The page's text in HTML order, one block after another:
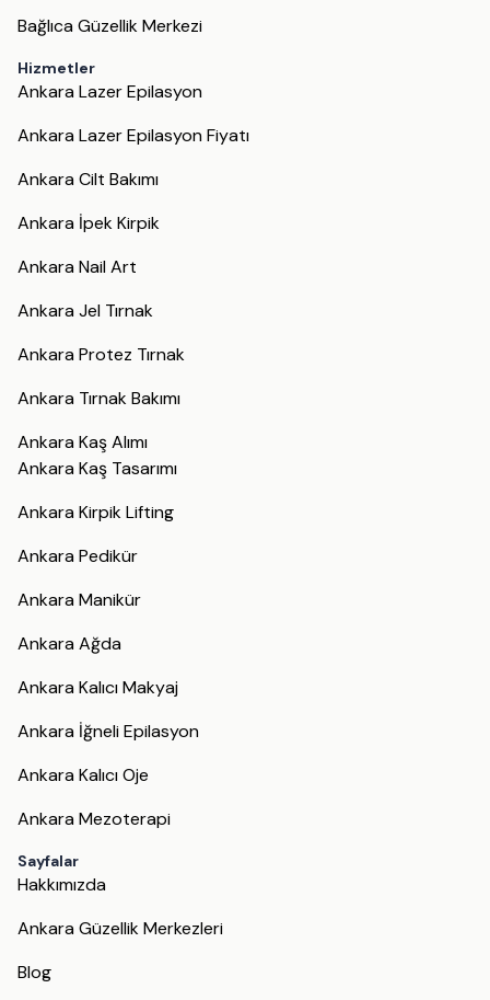
Bağlıca Güzellik Merkezi
Hizmetler
Ankara Lazer Epilasyon
Ankara Lazer Epilasyon Fiyatı
Ankara Cilt Bakımı
Ankara İpek Kirpik
Ankara Nail Art
Ankara Jel Tırnak
Ankara Protez Tırnak
Ankara Tırnak Bakımı
Ankara Kaş Alımı
Ankara Kaş Tasarımı
Ankara Kirpik Lifting
Ankara Pedikür
Ankara Manikür
Ankara Ağda
Ankara Kalıcı Makyaj
Ankara İğneli Epilasyon
Ankara Kalıcı Oje
Ankara Mezoterapi
Sayfalar
Hakkımızda
Ankara Güzellik Merkezleri
Blog